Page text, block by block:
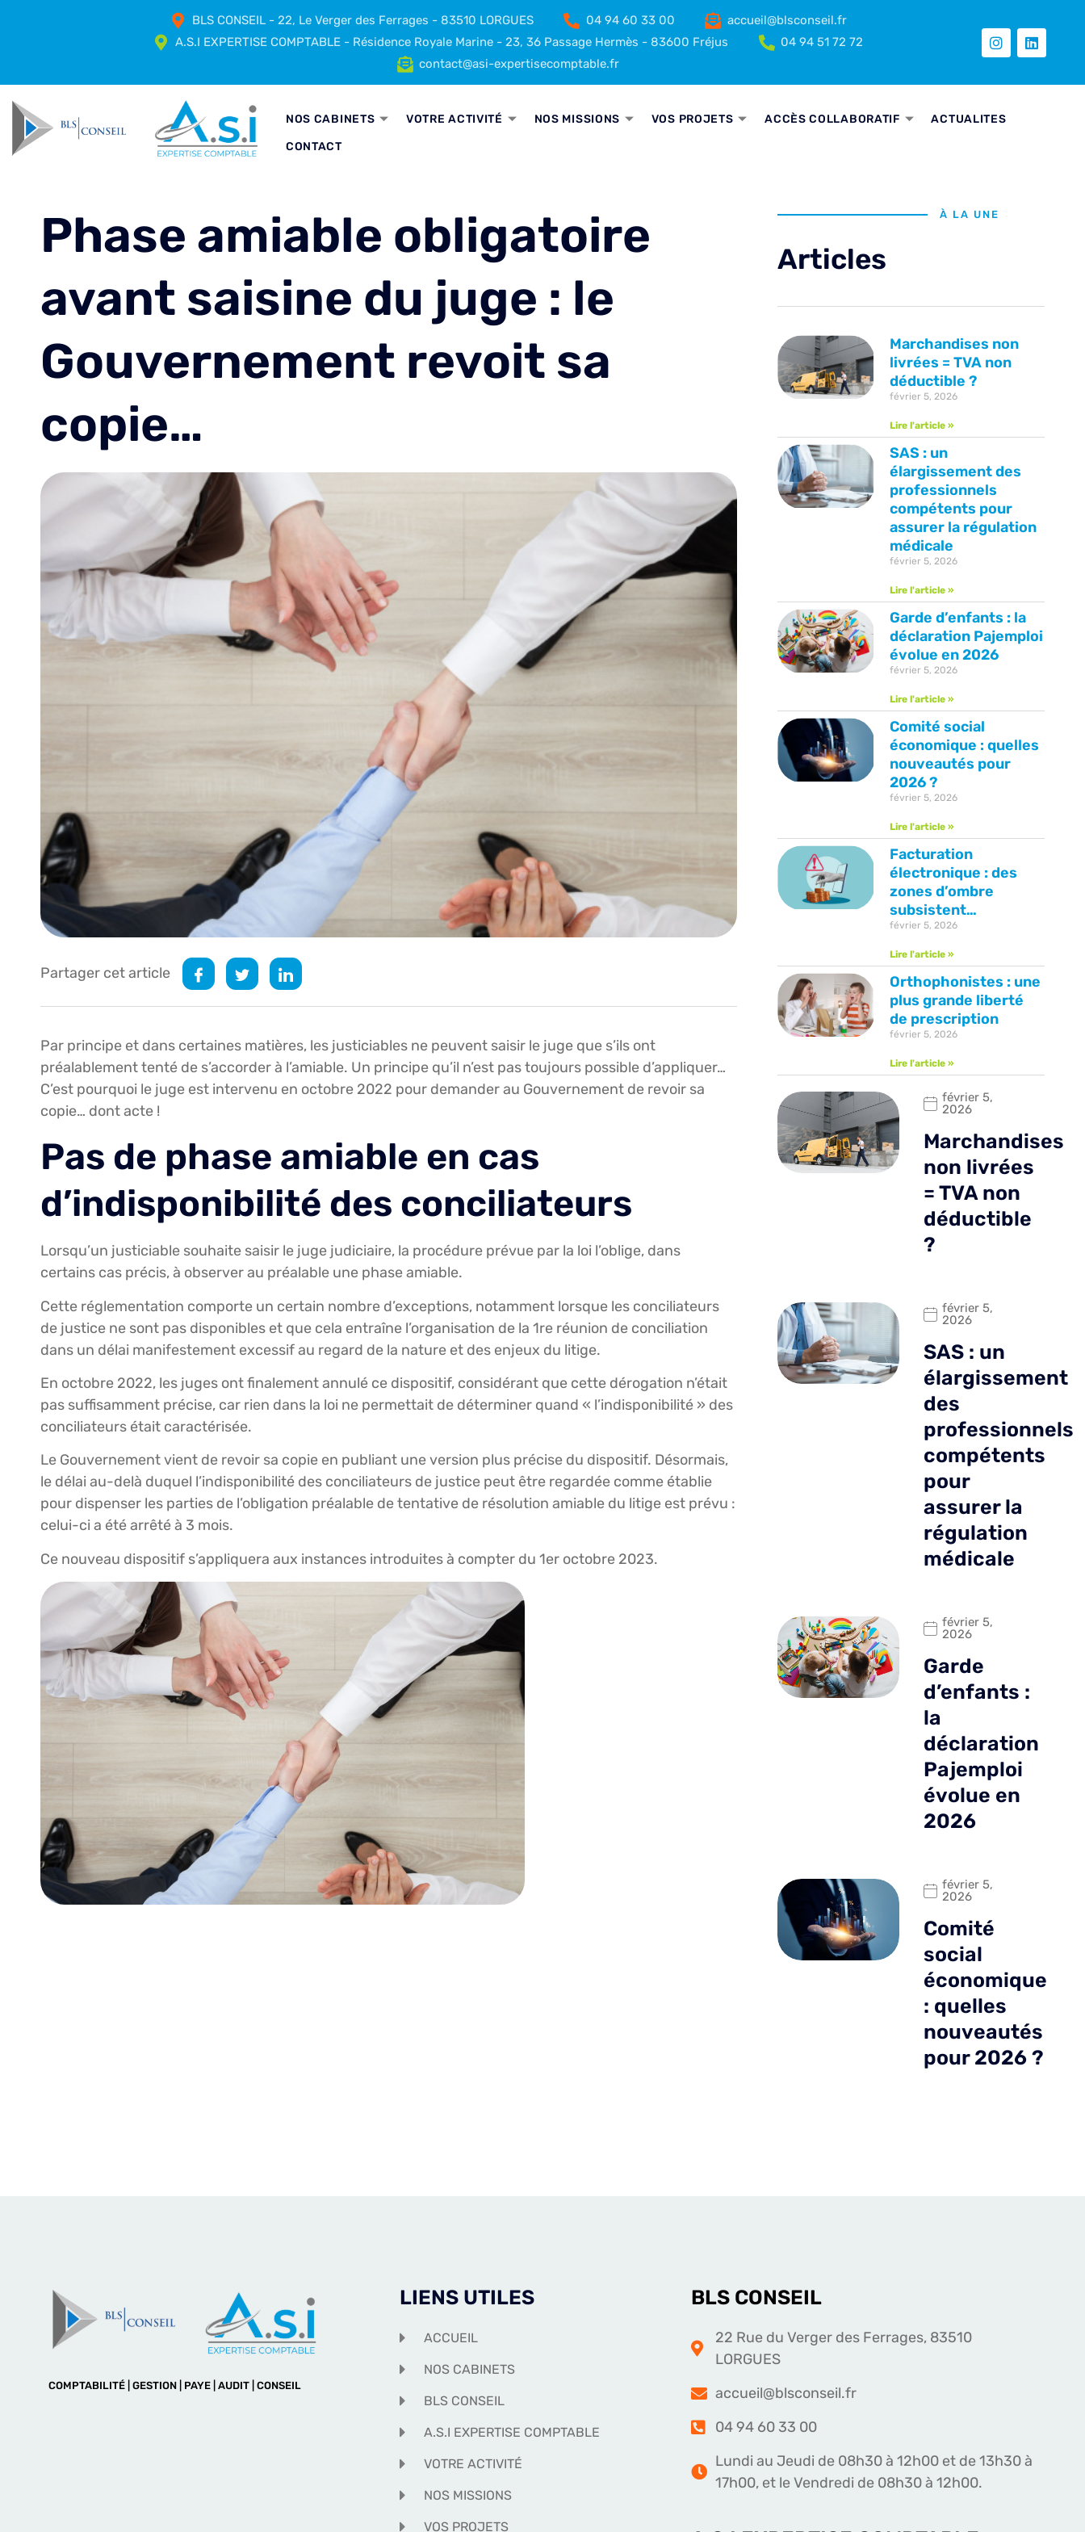
BLS CONSEIL - 22, Le Verger des Ferrages - 83510 LORGUES 04 94 60 33 00
accueil@blsconseil.fr
A.S.I EXPERTISE COMPTABLE - Résidence Royale Marine - 23, 36 Passage Hermès - 83600 Fréjus
04 94 51 72 72
contact@asi-expertisecomptable.fr
NOS CABINETS VOTRE ACTIVITÉ NOS MISSIONS VOS PROJETS ACCÈS COLLABORATIF
ACTUALITES
CONTACT
Phase amiable obligatoire
avant saisine du juge : le
Gouvernement revoit sa
copie…
Partager cet article
Par principe et dans certaines matières, les justiciables ne peuvent saisir le juge que s’ils ont
préalablement tenté de s’accorder à l’amiable. Un principe qu’il n’est pas toujours possible d’appliquer…
C’est pourquoi le juge est intervenu en octobre 2022 pour demander au Gouvernement de revoir sa
copie… dont acte !
Pas de phase amiable en cas
d’indisponibilité des conciliateurs
Lorsqu’un justiciable souhaite saisir le juge judiciaire, la procédure prévue par la loi l’oblige, dans
certains cas précis, à observer au préalable une phase amiable.
Cette réglementation comporte un certain nombre d’exceptions, notamment lorsque les conciliateurs
de justice ne sont pas disponibles et que cela entraîne l’organisation de la 1re réunion de conciliation
dans un délai manifestement excessif au regard de la nature et des enjeux du litige.
En octobre 2022, les juges ont finalement annulé ce dispositif, considérant que cette dérogation n’était
pas suffisamment précise, car rien dans la loi ne permettait de déterminer quand « l’indisponibilité » des
conciliateurs était caractérisée.
Le Gouvernement vient de revoir sa copie en publiant une version plus précise du dispositif. Désormais,
le délai au-delà duquel l’indisponibilité des conciliateurs de justice peut être regardée comme établie
pour dispenser les parties de l’obligation préalable de tentative de résolution amiable du litige est prévu :
celui-ci a été arrêté à 3 mois.
Ce nouveau dispositif s’appliquera aux instances introduites à compter du 1er octobre 2023.
À LA UNE
Articles
Marchandises non
livrées = TVA non
déductible ?
février 5, 2026
Lire l'article »
SAS : un
élargissement des
professionnels
compétents pour
assurer la régulation
médicale
février 5, 2026
Lire l'article »
Garde d’enfants : la
déclaration Pajemploi
évolue en 2026
février 5, 2026
Lire l'article »
Comité social
économique : quelles
nouveautés pour
2026 ?
février 5, 2026
Lire l'article »
Facturation
électronique : des
zones d’ombre
subsistent…
février 5, 2026
Lire l'article »
Orthophonistes : une
plus grande liberté
de prescription
février 5, 2026
Lire l'article »
février 5,
2026
Marchandises
non livrées
= TVA non
déductible
?
février 5,
2026
SAS : un
élargissement
des
professionnels
compétents
pour
assurer la
régulation
médicale
février 5,
2026
Garde
d’enfants :
la
déclaration
Pajemploi
évolue en
2026
février 5,
2026
Comité
social
économique
: quelles
nouveautés
pour 2026 ?
COMPTABILITÉ | GESTION | PAYE | AUDIT | CONSEIL
LIENS UTILES
ACCUEIL
NOS CABINETS
BLS CONSEIL
A.S.I EXPERTISE COMPTABLE
VOTRE ACTIVITÉ
NOS MISSIONS
VOS PROJETS
BLS CONSEIL
22 Rue du Verger des Ferrages, 83510
LORGUES
accueil@blsconseil.fr
04 94 60 33 00
Lundi au Jeudi de 08h30 à 12h00 et de 13h30 à
17h00, et le Vendredi de 08h30 à 12h00.